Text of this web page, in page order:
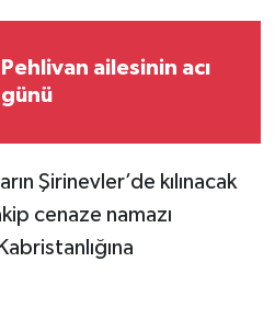
Pehlivan ailesinin acı
günü
Şirinevler’de kılınacak
cenaze namazı